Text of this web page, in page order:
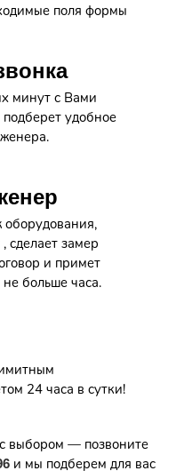
поля формы
минут с Вами
удобное
сделает замер
и примет
больше часа.
24 часа в сутки!
выбором — позвоните
и мы подберем для вас